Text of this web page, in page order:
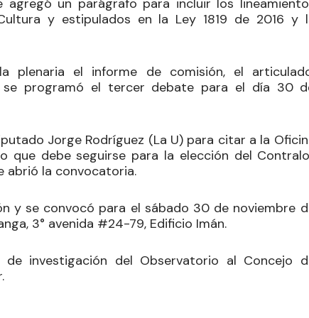
un parágrafo para incluir los
y estipulados en la Ley 1819 de 2016 y
plenaria el informe de comisión, el
programó el tercer debate para el día 30
Jorge Rodríguez (La U) para citar a la
que debe seguirse para la elección del
abrió la convocatoria.
y se convocó para el sábado 30 de noviembre
3° avenida #24-79, Edificio Imán.
investigación del Observatorio al Concejo